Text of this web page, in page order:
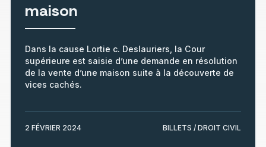
maison
Dans la cause Lortie c. Deslauriers, la Cour
supérieure est saisie d’une demande en résolution
de la vente d’une maison suite à la découverte de
vices cachés.
2 FÉVRIER 2024 BILLETS / DROIT CIVIL